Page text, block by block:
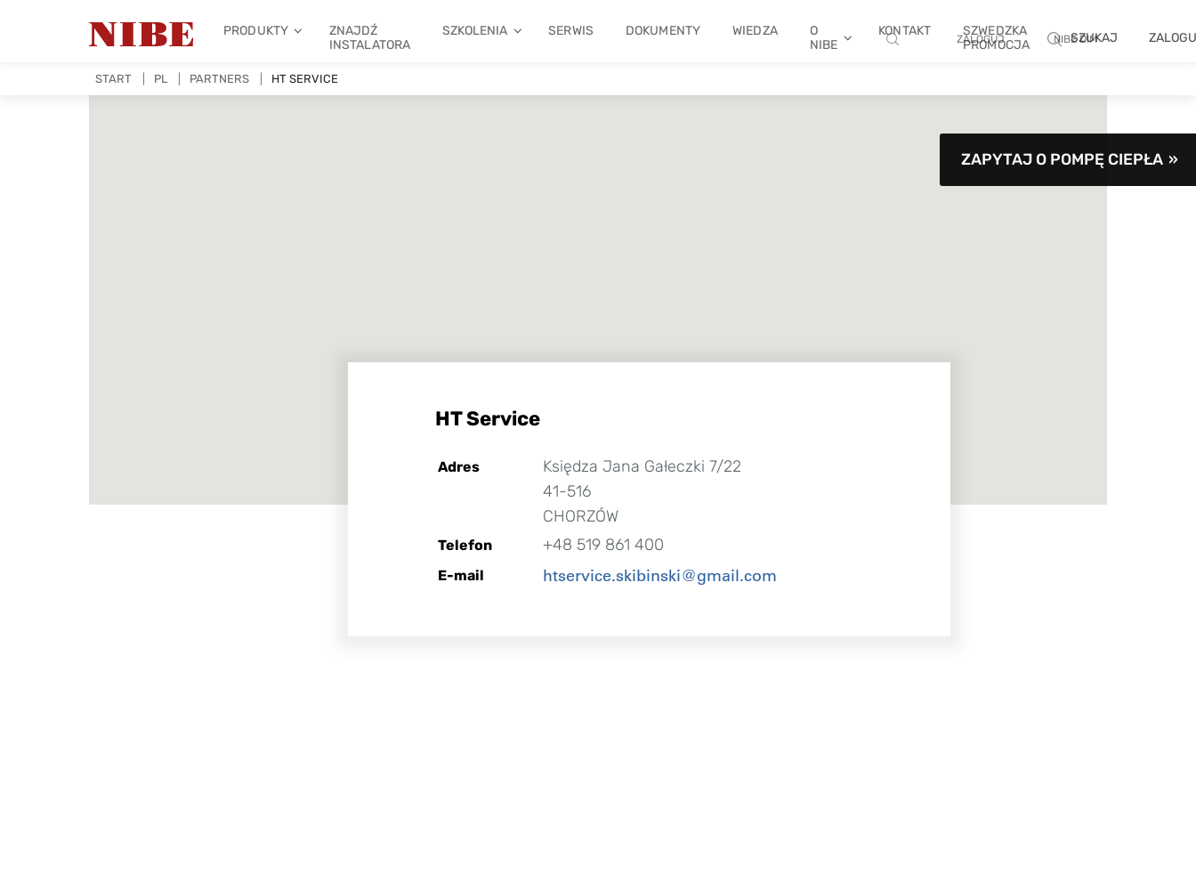
PRODUKTY
ZNAJDŹ
INSTALATORA
SZKOLENIA SERWIS DOKUMENTY WIEDZA
O
NIBE
KONTAKT
SZWEDZKA
PROMOCJA
SZUKAJ
ZALOGUJ NIBE DIM
START PL PARTNERS HT SERVICE
ZAPYTAJ O POMPĘ CIEPŁA
HT Service
Adres
Księdza Jana Gałeczki 7/22
41-516
CHORZÓW
Telefon +48 519 861 400
E-mail htservice.skibinski@gmail.com